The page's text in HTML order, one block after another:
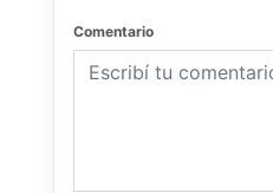
Comentario